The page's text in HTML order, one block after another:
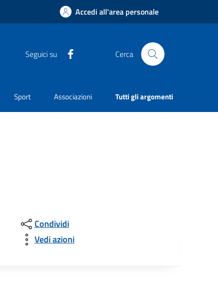
Accedi all'area personale
Seguici su Cerca
Sport Associazioni Tutti gli argomenti
Condividi
Vedi azioni